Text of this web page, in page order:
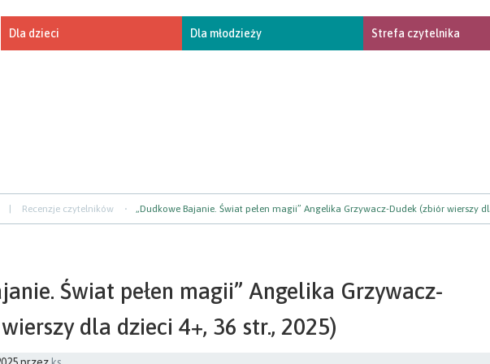
Dla dzieci Dla młodzieży Strefa czytelnika
Recenzje czytelników „Dudkowe Bajanie. Świat pełen magii” Angelika Grzywacz-Dudek (zbiór wierszy
Świat pełen magii” Angelika Grzywacz-
dla dzieci 4+, 36 str., 2025)